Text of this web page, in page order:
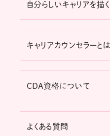
自分らしいキャリアを描く
キャリアカウンセラーとは
CDA資格について
よくある質問